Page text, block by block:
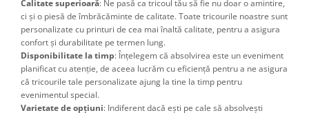
Calitate superioară: Ne pasă ca tricoul tău să fie nu doar o amintire,
ci și o piesă de îmbrăcăminte de calitate. Toate tricourile noastre sunt
personalizate cu printuri de cea mai înaltă calitate, pentru a asigura
confort și durabilitate pe termen lung.
Disponibilitate la timp: Înțelegem că absolvirea este un eveniment
planificat cu atenție, de aceea lucrăm cu eficiență pentru a ne asigura
că tricourile tale personalizate ajung la tine la timp pentru
evenimentul special.
Varietate de opțiuni: Indiferent dacă ești pe cale să absolvești